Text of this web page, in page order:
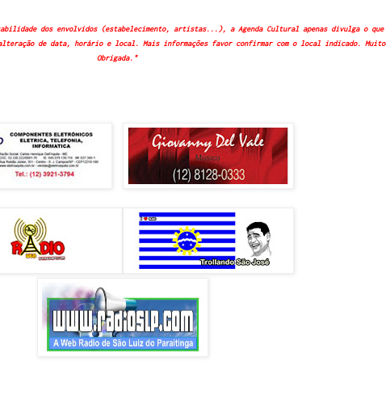
dos envolvidos (estabelecimento, artistas...), a Agenda Cultural apenas divulga o que
de data, horário e local. Mais informações favor confirmar com o local indicado. Muito
Obrigada."